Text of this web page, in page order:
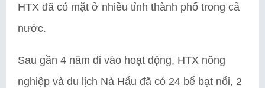
HTX đã có mặt ở nhiều tỉnh thành phố trong cả
nước.
Sau gần 4 năm đi vào hoạt động, HTX nông
nghiệp và du lịch Nà Hẩu đã có 24 bể bạt nổi, 2